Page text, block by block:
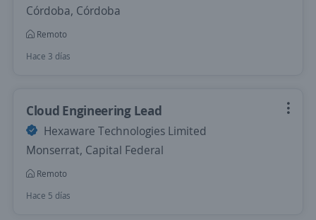
Córdoba, Córdoba
Remoto
Hace 3 días
Cloud Engineering Lead
Hexaware Technologies Limited
Monserrat, Capital Federal
Remoto
Hace 5 días